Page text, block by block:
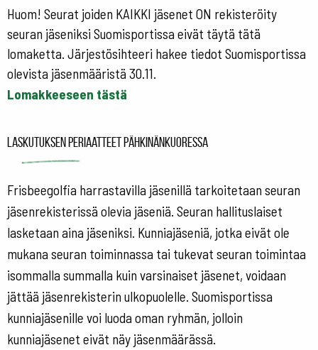
Huom! Seurat joiden KAIKKI jäsenet ON rekisteröity
seuran jäseniksi Suomisportissa eivät täytä tätä
lomaketta. Järjestösihteeri hakee tiedot Suomisportissa
olevista jäsenmääristä 30.11.
Lomakkeeseen tästä
Laskutuksen periaatteet pähkinänkuoressa
Frisbeegolfia harrastavilla jäsenillä tarkoitetaan seuran
jäsenrekisterissä olevia jäseniä. Seuran hallituslaiset
lasketaan aina jäseniksi. Kunniajäseniä, jotka eivät ole
mukana seuran toiminnassa tai tukevat seuran toimintaa
isommalla summalla kuin varsinaiset jäsenet, voidaan
jättää jäsenrekisterin ulkopuolelle. Suomisportissa
kunniajäsenille voi luoda oman ryhmän, jolloin
kunniajäsenet eivät näy jäsenmäärässä.